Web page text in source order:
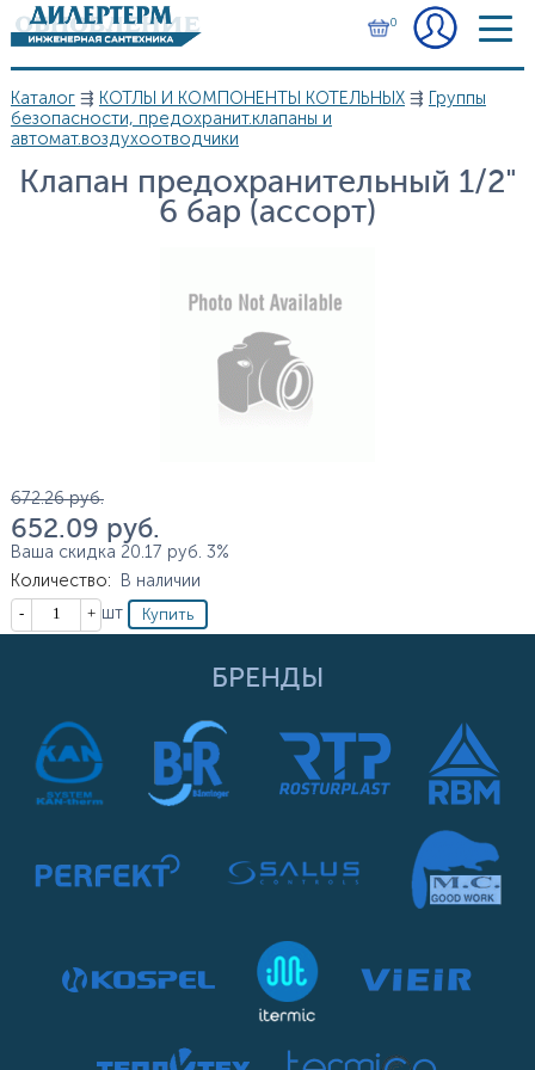
Перейти к основному содержанию
0
Вы здесь
Каталог⇶ КОТЛЫ И КОМПОНЕНТЫ КОТЕЛЬНЫХ⇶ Группы
безопасности, предохранит.клапаны и
автомат.воздухоотводчики
Клапан предохранительный 1/2"
6 бар (ассорт)
Цена
672.26 руб.
652.09 руб.
Ваша скидка 20.17 руб. 3%
Количество:
В наличии
Кол-во
шт
БРЕНДЫ